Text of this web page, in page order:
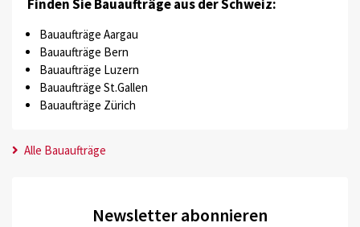
Finden Sie Bauaufträge aus der Schweiz:
Bauaufträge Aargau
Bauaufträge Bern
Bauaufträge Luzern
Bauaufträge St.Gallen
Bauaufträge Zürich
Alle Bauaufträge
Newsletter abonnieren